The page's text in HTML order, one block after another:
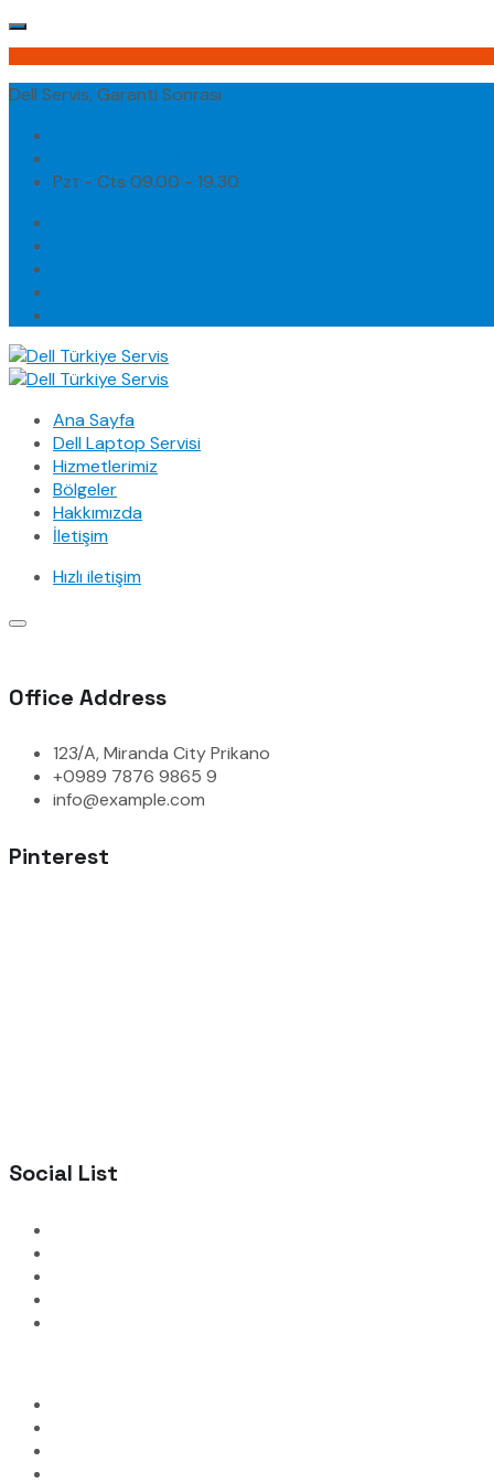
Dell Servis, Garanti Sonrası
Pzt - Cts 09.00 - 19.30
Ana Sayfa
Dell Laptop Servisi
Hizmetlerimiz
Bölgeler
Hakkımızda
İletişim
Hızlı iletişim
Office Address
123/A, Miranda City Prikano
+0989 7876 9865 9
info@example.com
Pinterest
Social List